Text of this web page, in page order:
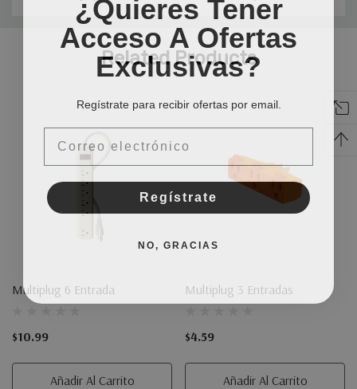
Pestaña
personalizadaRelated Products
Multiplug 6 Entrada
$10.99
Añadir Al Carrito
Multiplug 3 Entradas
$4.59
Añadir Al Carrito
Acceso A Ofertas
Exclusivas?
Regístrate para recibir ofertas por email.
Email
Regístrate
NO, GRACIAS